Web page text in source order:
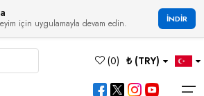
için uygulamayla devam edin. İNDİR
(0) ₺ (TRY)